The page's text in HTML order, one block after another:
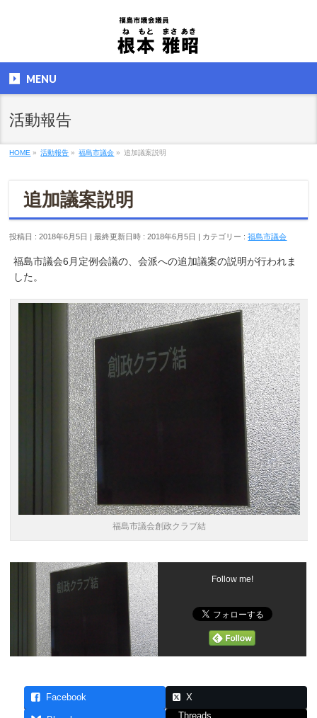
MENU
活動報告
HOME » 活動報告 » 福島市議会 » 追加議案説明
追加議案説明
投稿日 : 2018年6月5日 最終更新日時 : 2018年6月5日 カテゴリー :福島市議会
福島市議会6月定例会議の、会派への追加議案の説明が行われま
した。
福島市議会創政クラブ結
Follow me!
Facebook X
Threads